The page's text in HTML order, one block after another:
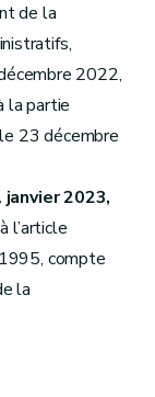
de la
2022,
la partie
23 décembre
janvier 2023,
l’article
compte
la